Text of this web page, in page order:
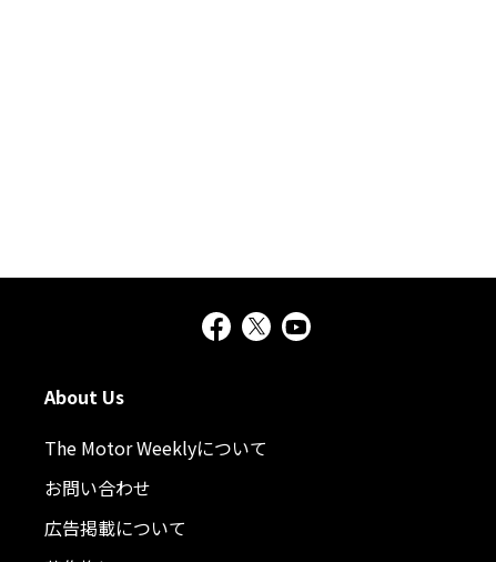
About Us
The Motor Weeklyについて
お問い合わせ
広告掲載について